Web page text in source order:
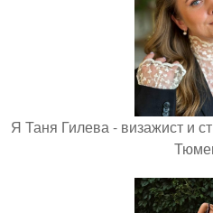
Я Таня Гилева - визажист и